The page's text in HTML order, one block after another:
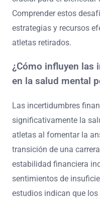
Comprender estos
estrategias y recursos
atletas retirados.
¿Cómo influyen las
en la salud mental
Las incertidumbres
significativamente la
atletas al fomentar la
transición de una
estabilidad financiera
sentimientos de
estudios indican que